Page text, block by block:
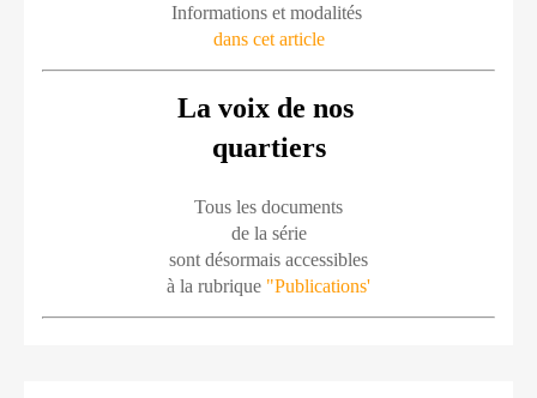
Informations et modalités
dans cet article
La voix de nos
quartiers
Tous les documents
de la série
sont désormais accessibles
à la rubrique "Publications'